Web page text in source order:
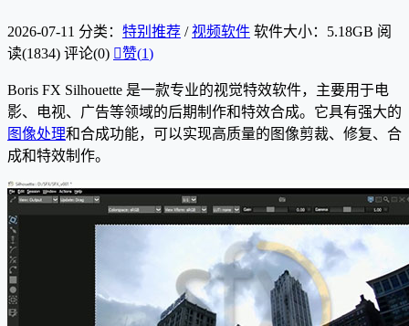
2026-07-11 分类： 特别推荐 /视频软件 软件大小：5.18GB 阅
读(1834) 评论(0) 赞(1)
Boris FX Silhouette 是一款专业的视觉特效软件，主要用于电
影、电视、广告等领域的后期制作和特效合成。它具有强大的
图像处理和合成功能，可以实现高质量的图像剪裁、修复、合
成和特效制作。